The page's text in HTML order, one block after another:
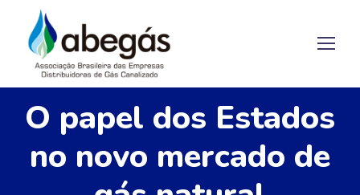
O papel dos Estados
no novo mercado de